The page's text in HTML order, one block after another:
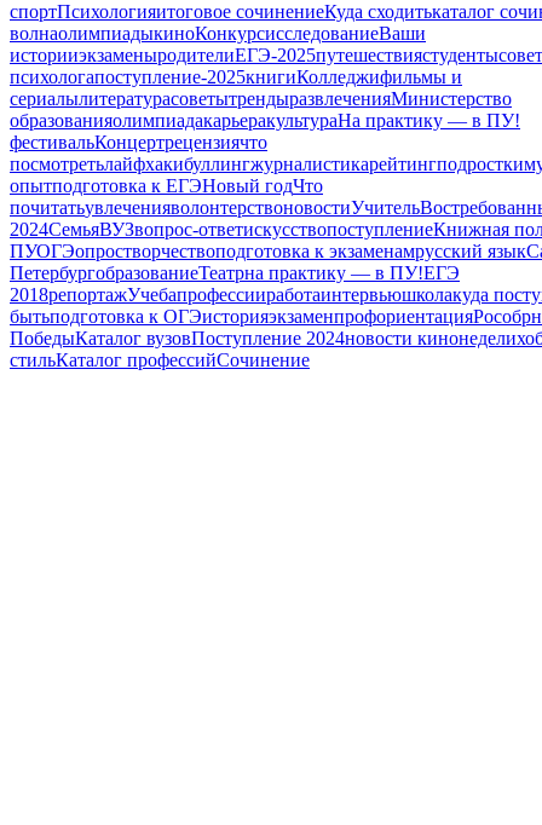
спортПсихологияитоговое сочинениеКуда сходитькаталог
волнаолимпиадыкиноКонкурсисследованиеВаши
историиэкзаменыродителиЕГЭ-2025путешествиястуденты
психологапоступление-2025книгиКолледжифильмы и
сериалылитературасоветытрендыразвлеченияМинистерство
образованияолимпиадакарьеракультураНа практику — в ПУ!
фестивальКонцертрецензиячто
посмотретьлайфхакибуллингжурналистикарейтингподростки
опытподготовка к ЕГЭНовый годЧто
почитатьувлеченияволонтерствоновостиУчитель
2024СемьяВУЗвопрос-ответискусствопоступлениеКнижная
ПУОГЭопростворчествоподготовка к экзаменамрусский язык
ПетербургобразованиеТеатрна практику — в ПУ!ЕГЭ
2018репортажУчебапрофессииработаинтервьюшколакуда
бытьподготовка к ОГЭисторияэкзаменпрофориентация
ПобедыКаталог вузовПоступление 2024новости кинонедели
стильКаталог профессийСочинение